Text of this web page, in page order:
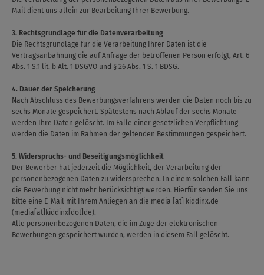
Mail dient uns allein zur Bearbeitung Ihrer Bewerbung.
3. Rechtsgrundlage für die Datenverarbeitung
Die Rechtsgrundlage für die Verarbeitung Ihrer Daten ist die
Vertragsanbahnung die auf Anfrage der betroffenen Person erfolgt, Art. 6
Abs. 1 S.1 lit. b Alt. 1 DSGVO und § 26 Abs. 1 S. 1 BDSG.
4. Dauer der Speicherung
Nach Abschluss des Bewerbungsverfahrens werden die Daten noch bis zu
sechs Monate gespeichert. Spätestens nach Ablauf der sechs Monate
werden Ihre Daten gelöscht. Im Falle einer gesetzlichen Verpflichtung
werden die Daten im Rahmen der geltenden Bestimmungen gespeichert.
5. Widerspruchs- und Beseitigungsmöglichkeit
Der Bewerber hat jederzeit die Möglichkeit, der Verarbeitung der
personenbezogenen Daten zu widersprechen. In einem solchen Fall kann
die Bewerbung nicht mehr berücksichtigt werden. Hierfür senden Sie uns
bitte eine E-Mail mit Ihrem Anliegen an die media [at]
kiddinx.de
(media[at]kiddinx[dot]de).
Alle personenbezogenen Daten, die im Zuge der elektronischen
Bewerbungen gespeichert wurden, werden in diesem Fall gelöscht.